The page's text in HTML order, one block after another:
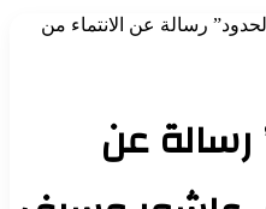
رسالة عن الانتماء من
رسالة عن